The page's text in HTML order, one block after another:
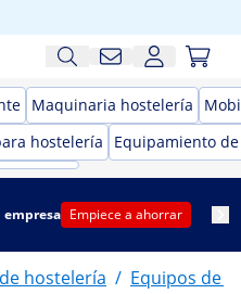
Maquinaria hostelería
hostelería
Equipamiento
empresa Empiece a ahorrar
hostelería / Equipos de